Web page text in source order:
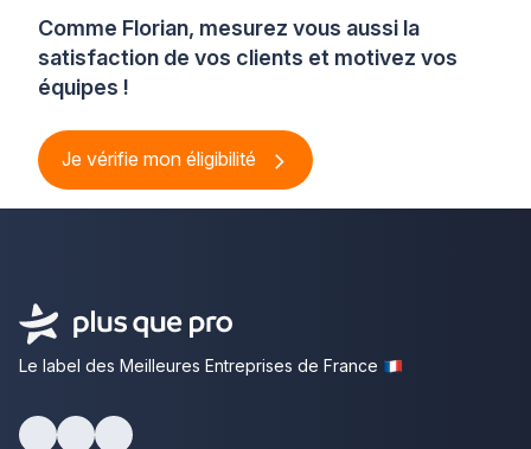
Comme Florian, mesurez vous aussi la
satisfaction de vos clients et motivez vos
équipes !
Je vérifie mon éligibilité
Le label des Meilleures Entreprises de France